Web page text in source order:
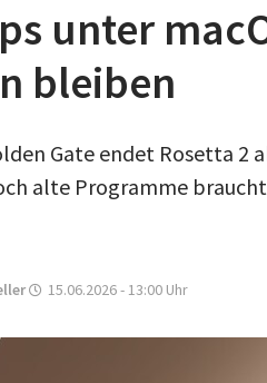
unter
bleiben
Gate endet Rosetta
alte Programme
15.06.2026 - 13:00 Uhr